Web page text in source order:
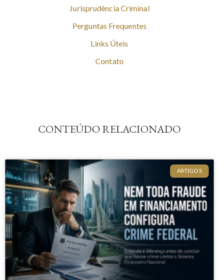
Jurisprudência Criminal
Perguntas Frequentes
Links Úteis
Contato
CONTEÚDO RELACIONADO
ARTIGOS